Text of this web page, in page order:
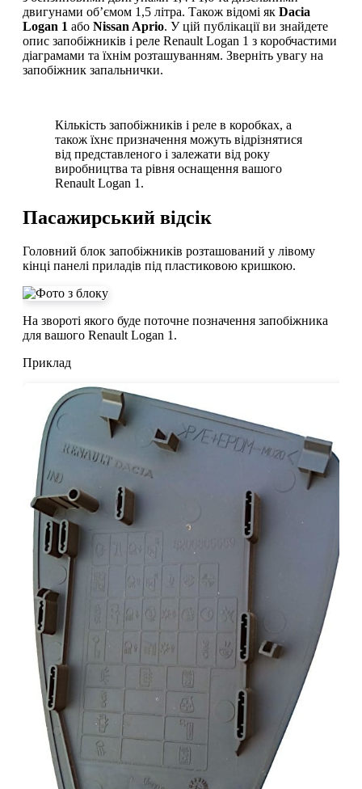
двигунами об’ємом 1,5 літра. Також відомі як Dacia
Logan 1 або Nissan Aprio. У цій публікації ви знайдете
опис запобіжників і реле Renault Logan 1 з коробчастими
діаграмами та їхнім розташуванням. Зверніть увагу на
запобіжник запальнички.
Кількість запобіжників і реле в коробках, а
також їхнє призначення можуть відрізнятися
від представленого і залежати від року
виробництва та рівня оснащення вашого
Renault Logan 1.
Пасажирський відсік
Головний блок запобіжників розташований у лівому
кінці панелі приладів під пластиковою кришкою.
На звороті якого буде поточне позначення запобіжника
для вашого Renault Logan 1.
Приклад